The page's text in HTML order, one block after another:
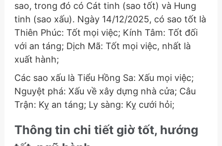
sao, trong đó có Cát tinh (sao tốt) và Hung
tinh (sao xấu). Ngày 14/12/2025, có sao tốt là
Thiên Phúc: Tốt mọi việc; Kính Tâm: Tốt đối
với an táng; Dịch Mã: Tốt mọi việc, nhất là
xuất hành;
Các sao xấu là Tiểu Hồng Sa: Xấu mọi việc;
Nguyệt phá: Xấu về xây dựng nhà cửa; Câu
Trận: Kỵ an táng; Ly sàng: Kỵ cưới hỏi;
Thông tin chi tiết giờ tốt, hướng